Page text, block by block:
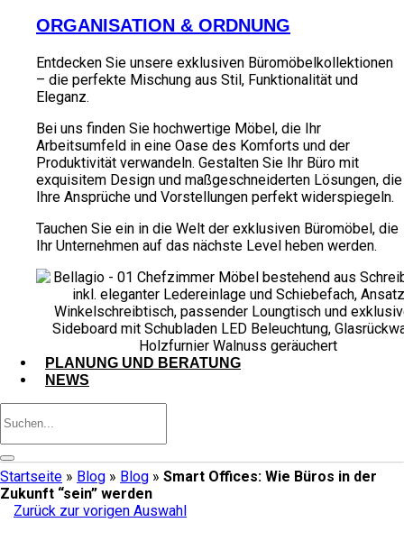
ORGANISATION & ORDNUNG
Entdecken Sie unsere exklusiven Büromöbelkollektionen
– die perfekte Mischung aus Stil, Funktionalität und
Eleganz.
Bei uns finden Sie hochwertige Möbel, die Ihr
Arbeitsumfeld in eine Oase des Komforts und der
Produktivität verwandeln. Gestalten Sie Ihr Büro mit
exquisitem Design und maßgeschneiderten Lösungen, die
Ihre Ansprüche und Vorstellungen perfekt widerspiegeln.
Tauchen Sie ein in die Welt der exklusiven Büromöbel, die
Ihr Unternehmen auf das nächste Level heben werden.
PLANUNG UND BERATUNG
NEWS
Startseite » Blog » Blog » Smart Offices: Wie Büros in der
Zukunft “sein” werden
Zurück zur vorigen Auswahl